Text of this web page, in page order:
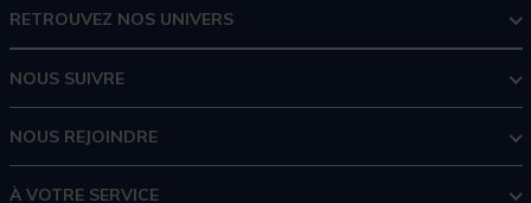
RETROUVEZ NOS UNIVERS
NOUS SUIVRE
NOUS REJOINDRE
À VOTRE SERVICE